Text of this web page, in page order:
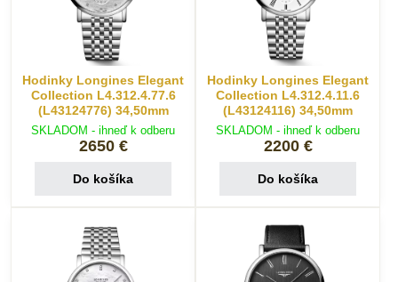
Hodinky Longines Elegant
Collection L4.312.4.77.6
(L43124776) 34,50mm
SKLADOM - ihneď k odberu
2650 €
Do košíka
Hodinky Longines Elegant
Collection L4.312.4.11.6
(L43124116) 34,50mm
SKLADOM - ihneď k odberu
2200 €
Do košíka